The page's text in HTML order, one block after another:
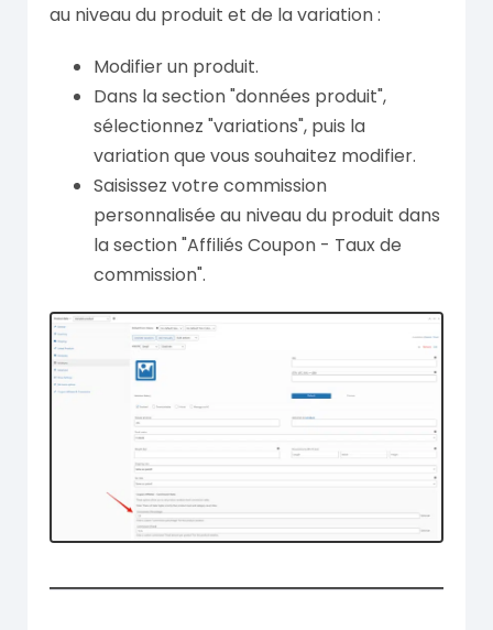
au niveau du produit et de la variation :
Modifier un produit.
Dans la section "données produit",
sélectionnez "variations", puis la
variation que vous souhaitez modifier.
Saisissez votre commission
personnalisée au niveau du produit dans
la section "Affiliés Coupon - Taux de
commission".